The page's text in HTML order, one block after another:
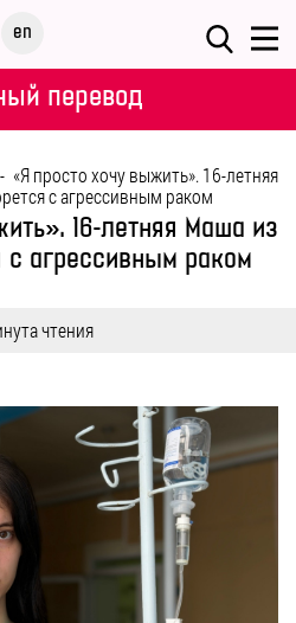
en
перевод
- «Я просто хочу выжить». 16-летняя
с агрессивным раком
16-летняя Маша из
с агрессивным раком
чтения